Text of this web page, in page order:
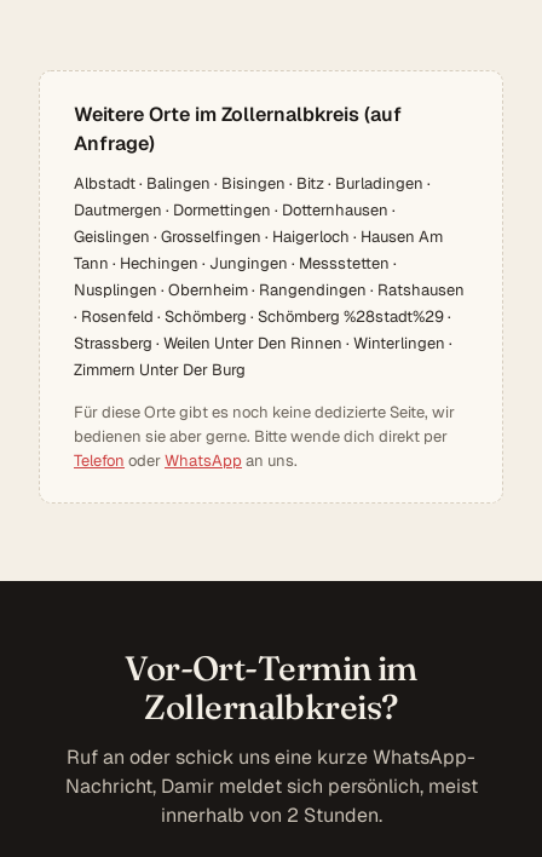
Weitere Orte im Zollernalbkreis (auf
Anfrage)
Albstadt · Balingen · Bisingen · Bitz · Burladingen ·
Dautmergen · Dormettingen · Dotternhausen ·
Geislingen · Grosselfingen · Haigerloch · Hausen Am
Tann · Hechingen · Jungingen · Messstetten ·
Nusplingen · Obernheim · Rangendingen · Ratshausen
· Rosenfeld · Schömberg · Schömberg %28stadt%29 ·
Strassberg · Weilen Unter Den Rinnen · Winterlingen ·
Zimmern Unter Der Burg
Für diese Orte gibt es noch keine dedizierte Seite, wir
bedienen sie aber gerne. Bitte wende dich direkt per
Telefon oderWhatsAppan uns.
Vor-Ort-Termin im
Zollernalbkreis?
Ruf an oder schick uns eine kurze WhatsApp-
Nachricht, Damir meldet sich persönlich, meist
innerhalb von 2 Stunden.